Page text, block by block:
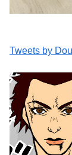
Tweets by